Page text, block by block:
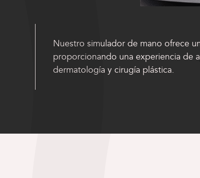
Nuestro simulador de mano ofrece
proporcionando una experiencia de
dermatología y cirugía plástica.